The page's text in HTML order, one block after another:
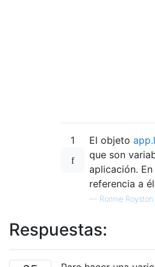
1 El objeto
que son
aplicación.
referencia a
— Ronnie Royston
Respuestas: